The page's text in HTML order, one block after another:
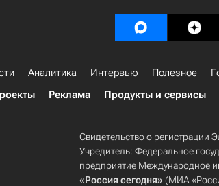
Аналитика Интервью Полезное
Реклама Продукты и сервисы
Свидетельство о
Учредитель: Федеральное
предприятие Международное
«Россия сегодня» (МИА